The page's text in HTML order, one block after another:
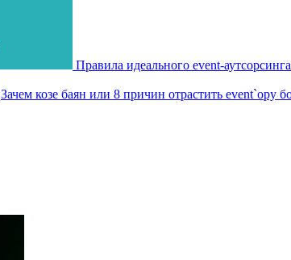
Правила идеального event-аутсорсинга
Зачем козе баян или 8 причин отрастить event`ору